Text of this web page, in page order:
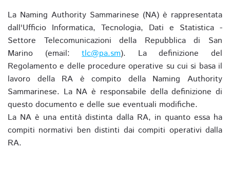
La Naming Authority Sammarinese (NA) è rappresentata
dall'Ufficio Informatica, Tecnologia, Dati e Statistica -
Settore Telecomunicazioni della Repubblica di San
Marino (email:tlc@pa.sm). La definizione del
Regolamento e delle procedure operative su cui si basa il
lavoro della RA è compito della Naming Authority
Sammarinese. La NA è responsabile della definizione di
questo documento e delle sue eventuali modifiche.
La NA è una entità distinta dalla RA, in quanto essa ha
compiti normativi ben distinti dai compiti operativi dalla
RA.